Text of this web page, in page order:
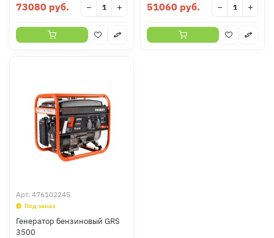
73080 руб. − + 51060 руб. − +
Арт. 476102245
Под заказ
Генератор бензиновый GRS
3500